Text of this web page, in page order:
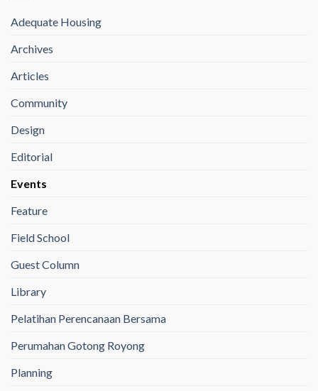
Adequate Housing
Archives
Articles
Community
Design
Editorial
Events
Feature
Field School
Guest Column
Library
Pelatihan Perencanaan Bersama
Perumahan Gotong Royong
Planning